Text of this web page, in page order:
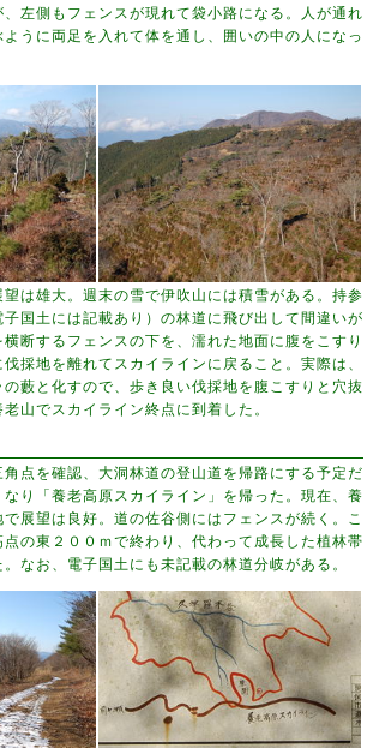
左側もフェンスが現れて袋小路になる。人が通れ
うに両足を入れて体を通し、囲いの中の人になっ
は雄大。週末の雪で伊吹山には積雪がある。持参
国土には記載あり）の林道に飛び出して間違いが
断するフェンスの下を、濡れた地面に腹をこすり
採地を離れてスカイラインに戻ること。実際は、
藪と化すので、歩き良い伐採地を腹こすりと穴抜
山でスカイライン終点に到着した。
点を確認、大洞林道の登山道を帰路にする予定だ
り「養老高原スカイライン」を帰った。現在、養
展望は良好。道の佐谷側にはフェンスが続く。こ
の東２００ｍで終わり、代わって成長した植林帯
なお、電子国土にも未記載の林道分岐がある。